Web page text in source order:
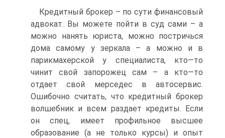
Кредитный брокер – по сути финансовый
адвокат. Вы можете пойти в суд сами – а
можно нанять юриста, можно постричься
дома самому у зеркала – а можно и в
парикмахерской у специалиста, кто—то
чинит свой запорожец сам – а кто—то
отдает свой мерседес в автосервис.
Ошибочно считать, что кредитный брокер
волшебник и всем раздает кредиты. Если
он спец, имеет профильное высшее
образование (а не только курсы) и опыт